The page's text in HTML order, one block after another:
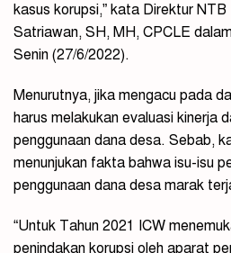
kasus korupsi,” kata Direktur
Satriawan, SH, MH, CPCLE
Senin (27/6/2022).
Menurutnya, jika mengacu pada
harus melakukan evaluasi kinerja
penggunaan dana desa. Sebab,
menunjukan fakta bahwa isu-isu
penggunaan dana desa marak
“Untuk Tahun 2021 ICW
penindakan korupsi oleh aparat